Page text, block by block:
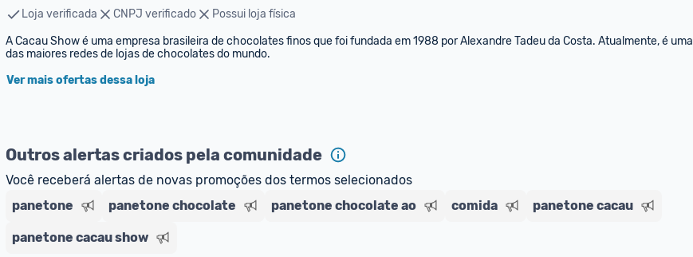
Loja verificada CNPJ verificado
Possui loja física
A Cacau Show é uma empresa brasileira de chocolates finos que foi fundada em 1988 por Alexandre Tadeu da Costa. Atualmente, é uma
das maiores redes de lojas de chocolates do mundo.
Ver mais ofertas dessa loja
Outros alertas criados pela comunidade
Você receberá alertas de novas promoções dos termos selecionados
panetone
panetone chocolate panetone chocolate ao comida panetone cacau
panetone cacau show